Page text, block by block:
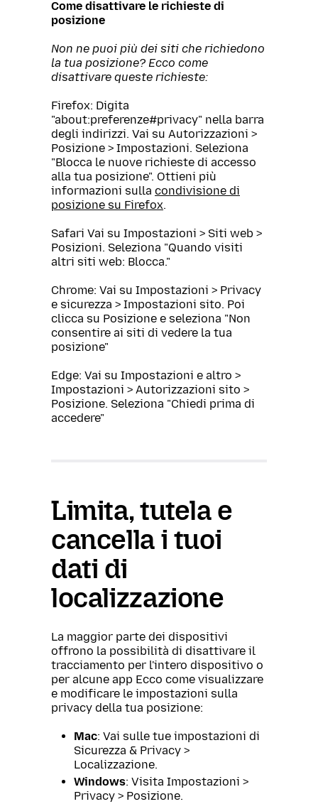
Come disattivare le richieste di
posizione
Non ne puoi più dei siti che richiedono
la tua posizione? Ecco come
disattivare queste richieste:
Firefox: Digita
"about:preferenze#privacy" nella barra
degli indirizzi. Vai su Autorizzazioni >
Posizione > Impostazioni. Seleziona
"Blocca le nuove richieste di accesso
alla tua posizione". Ottieni più
informazioni sulla condivisione di
posizione su Firefox.
Safari Vai su Impostazioni > Siti web >
Posizioni. Seleziona "Quando visiti
altri siti web: Blocca."
Chrome: Vai su Impostazioni > Privacy
e sicurezza > Impostazioni sito. Poi
clicca su Posizione e seleziona "Non
consentire ai siti di vedere la tua
posizione"
Edge: Vai su Impostazioni e altro >
Impostazioni > Autorizzazioni sito >
Posizione. Seleziona "Chiedi prima di
accedere"
Limita, tutela e
cancella i tuoi
dati di
localizzazione
La maggior parte dei dispositivi
offrono la possibilità di disattivare il
tracciamento per l'intero dispositivo o
per alcune app Ecco come visualizzare
e modificare le impostazioni sulla
privacy della tua posizione:
Mac: Vai sulle tue impostazioni di
Sicurezza & Privacy >
Localizzazione.
Windows: Visita Impostazioni >
Privacy > Posizione.